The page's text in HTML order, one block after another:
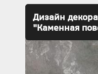
Дизайн
"Каменная